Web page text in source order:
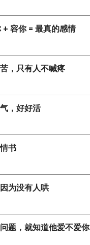
容你 = 最真的感情
，只有人不喊疼
，好好活
书
为没有人哄
题，就知道他爱不爱你